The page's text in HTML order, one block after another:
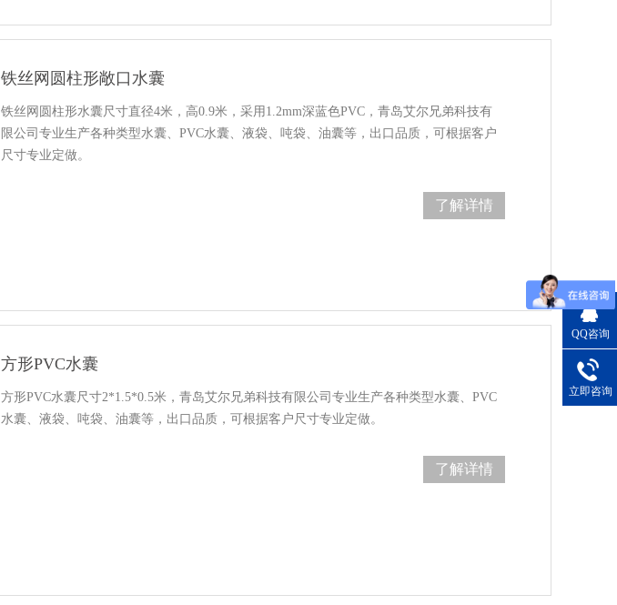
铁丝网圆柱形敞口水囊
铁丝网圆柱形水囊尺寸直径4米，高0.9米，采用1.2mm深蓝色PVC，青岛艾尔兄弟科技有
限公司专业生产各种类型水囊、PVC水囊、液袋、吨袋、油囊等，出口品质，可根据客户
尺寸专业定做。
了解详情
方形PVC水囊
方形PVC水囊尺寸2*1.5*0.5米，青岛艾尔兄弟科技有限公司专业生产各种类型水囊、PVC
水囊、液袋、吨袋、油囊等，出口品质，可根据客户尺寸专业定做。
了解详情
QQ咨询
立即咨询